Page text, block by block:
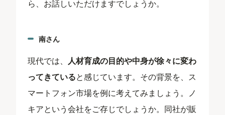
ら、お話しいただけますでしょうか。
南さん
現代では、 人材育成の目的や中身が徐々に変わ
ってきていると感じています。その背景を、ス
マートフォン市場を例に考えてみましょう。ノ
キアという会社をご存じでしょうか。同社が販